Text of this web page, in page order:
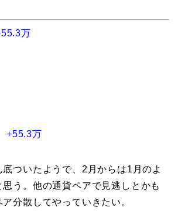
万
+55.3万
底ついたようで、2月からは1月のよ
思う。他の通貨ペアで見逃しとかも
分散してやっていきたい。